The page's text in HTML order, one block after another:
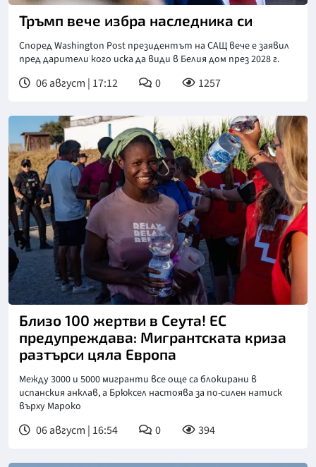
Тръмп вече избра наследника си
Според Washington Post президентът на САЩ вече е заявил
пред дарители кого иска да види в Белия дом през 2028 г.
06 август | 17:12 0 1257
Снимка: БТА
Близо 100 жертви в Сеута! ЕС
предупреждава: Мигрантската криза
разтърси цяла Европа
Между 3000 и 5000 мигранти все още са блокирани в
испанския анклав, а Брюксел настоява за по-силен натиск
върху Мароко
06 август | 16:54 0 394